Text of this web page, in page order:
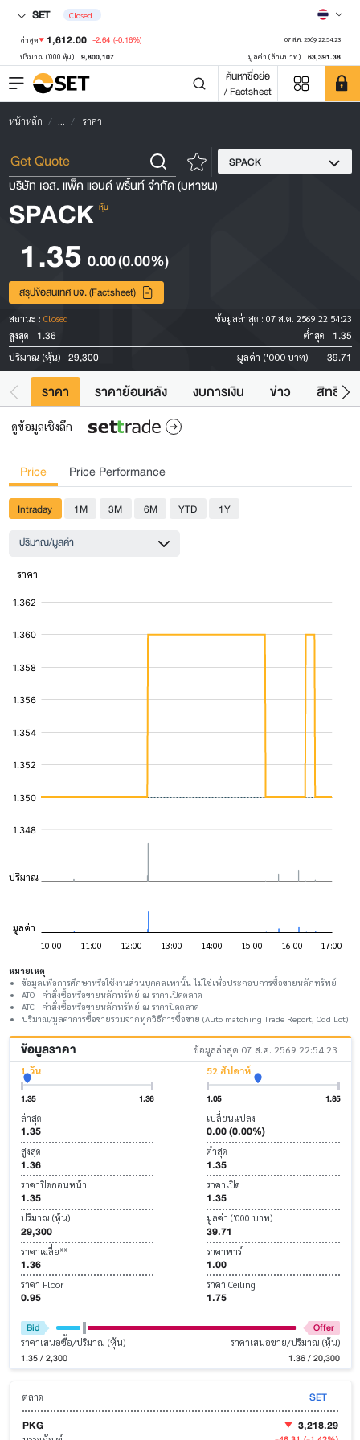
SET Closed
ล่าสุด 1,612.00 -2.64 (-0.16%) 07 ส.ค. 2569 22:54:23
ปริมาณ ('000 หุ้น) 9,800,107 มูลค่า (ล้านบาท) 63,391.38
ค้นหาชื่อย่อ
/ Factsheet
หน้าหลัก ... ราคา
SPACK
บริษัท เอส. แพ็ค แอนด์ พริ้นท์ จำกัด (มหาชน)
SPACK หุ้น
1.35 0.00(0.00%)
สรุปข้อสนเทศ บจ. (Factsheet)
สถานะ : Closed ข้อมูลล่าสุด : 07 ส.ค. 2569 22:54:23
สูงสุด
1.36 ต่ำสุด 1.35
ปริมาณ (หุ้น) 29,300 มูลค่า ('000 บาท) 39.71
ราคา ราคาย้อนหลัง งบการเงิน ข่าว สิทธิปร
ดูข้อมูลเชิงลึก
Price Price Performance
Intraday 1M 3M 6M YTD
1Y
ปริมาณ/มูลค่า
หมายเหตุ
ข้อมูลเพื่อการศึกษาหรือใช้งานส่วนบุคคลเท่านั้น ไม่ใช่เพื่อประกอบการซื้อขายหลักทรัพย์
ATO - คำสั่งซื้อหรือขายหลักทรัพย์ ณ ราคาเปิดตลาด
ATC - คำสั่งซื้อหรือขายหลักทรัพย์ ณ ราคาปิดตลาด
ปริมาณ/มูลค่าการซื้อขายรวมจากทุกวิธีการซื้อขาย (Auto matching Trade Report, Odd Lot)
ข้อมูลราคา
ข้อมูลล่าสุด 07 ส.ค. 2569 22:54:23
1 วัน
1.35 1.36
52 สัปดาห์
1.05 1.85
ล่าสุด
1.35
เปลี่ยนแปลง
0.00 (0.00%)
สูงสุด
1.36
ต่ำสุด
1.35
ราคาปิดก่อนหน้า
1.35
ราคาเปิด
1.35
ปริมาณ (หุ้น)
29,300
มูลค่า ('000 บาท)
39.71
ราคาเฉลี่ย**
1.36
ราคาพาร์
1.00
ราคา Floor
0.95
ราคา Ceiling
1.75
Bid Offer
ราคาเสนอซื้อ/ปริมาณ (หุ้น)
1.35 / 2,300
ราคาเสนอขาย/ปริมาณ (หุ้น)
1.36 / 20,300
ตลาด
SET
PKG
3,218.29